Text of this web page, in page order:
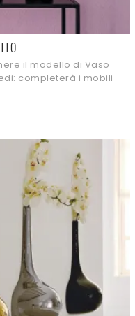
il modello di Vaso
completerà i mobili